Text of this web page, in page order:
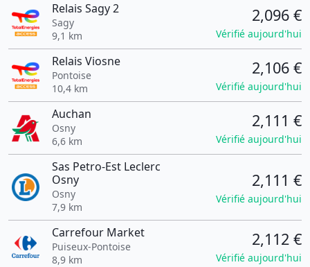
Relais Sagy 2
Sagy
9,1 km
2,096 €
Vérifié aujourd'hui
Relais Viosne
Pontoise
10,4 km
2,106 €
Vérifié aujourd'hui
Auchan
Osny
6,6 km
2,111 €
Vérifié aujourd'hui
Sas Petro-Est Leclerc
Osny
Osny
7,9 km
2,111 €
Vérifié aujourd'hui
Carrefour Market
Puiseux-Pontoise
8,9 km
2,112 €
Vérifié aujourd'hui